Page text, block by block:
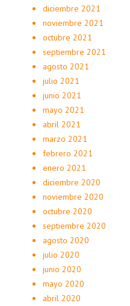
diciembre 2021
noviembre 2021
octubre 2021
septiembre 2021
agosto 2021
julio 2021
junio 2021
mayo 2021
abril 2021
marzo 2021
febrero 2021
enero 2021
diciembre 2020
noviembre 2020
octubre 2020
septiembre 2020
agosto 2020
julio 2020
junio 2020
mayo 2020
abril 2020